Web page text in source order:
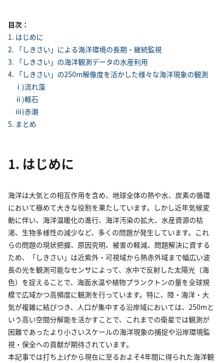
目次：
1. はじめに
2. 「しきさい」による海洋環境の長期・継続監視
3. 「しきさい」の海洋観測データの水産利用
4. 「しきさい」の250m解像度を活かした様々な海洋現象の観測
ⅰ)流れ藻
ⅱ)軽石
ⅲ)赤潮
5. まとめ
1. はじめに
海洋は大気との相互作用を含め、地球全体の熱や水、炭素の循環
において極めて大きな役割を果たしています。しかし近年気候変
動に伴い、海洋温暖化の進行、海洋汚染の拡大、水産資源の枯
渇、生物多様性の減少など、多くの問題が発生しています。これ
らの問題の現状把握、原因究明、被害の軽減、問題解決に資する
ため、「しきさい」は近紫外・可視域から熱赤外域まで幅広い波
長の光を観測可能なセンサによって、水中で反射した太陽光（海
色）を捉えることで、海面水温や植物プランクトンの量を全球規
模で広域かつ高頻度に観測を行っています。特に、陸・海洋・大
気が複雑に結びつき、人口が集中する沿岸域においては、250mと
いう高い空間分解能を活かすことで、これまでの衛星では観測が
困難であったより小さいスケールの海洋現象の捕捉や沿岸環境監
視・保全への貢献が期待されています。
本記事では打ち上げから現在に至るおよそ4年間に得られた海洋観